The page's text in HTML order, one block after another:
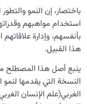
نضوج الطفل الغالي للروح
القضاء والقدر والاختيار
الابتلاء والامتحان في
الشيطان… العدوّ المبين
باختصار، إن النمو
استخدام مواهبهم
بأنفسهم، وإدارة
هذا القبيل.
ينبع أصل هذا المصطلح
النسخة التي يقدمها
الغربي(علم الإنسان